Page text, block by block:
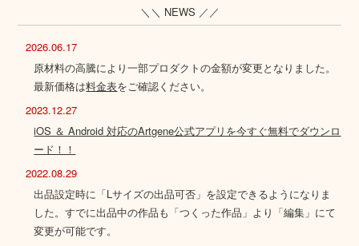
＼＼ NEWS ／／
2026.06.17
原材料の高騰により一部プロダクトの金額が変更となりました。
最新価格は料金表をご確認ください。
2023.12.27
iOS ＆ Android 対応のArtgene公式アプリを今すぐ無料でダウンロ
ード！！
2022.08.29
出品設定時に「Lサイズの出品可否」を設定できるようになりま
した。すでに出品中の作品も「つくった作品」より「編集」にて
変更が可能です。